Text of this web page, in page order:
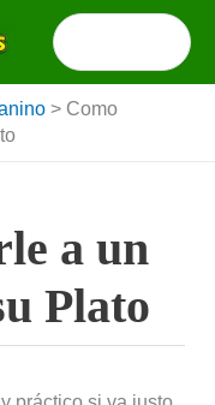
Buscar
por:
> Como
a un
Plato